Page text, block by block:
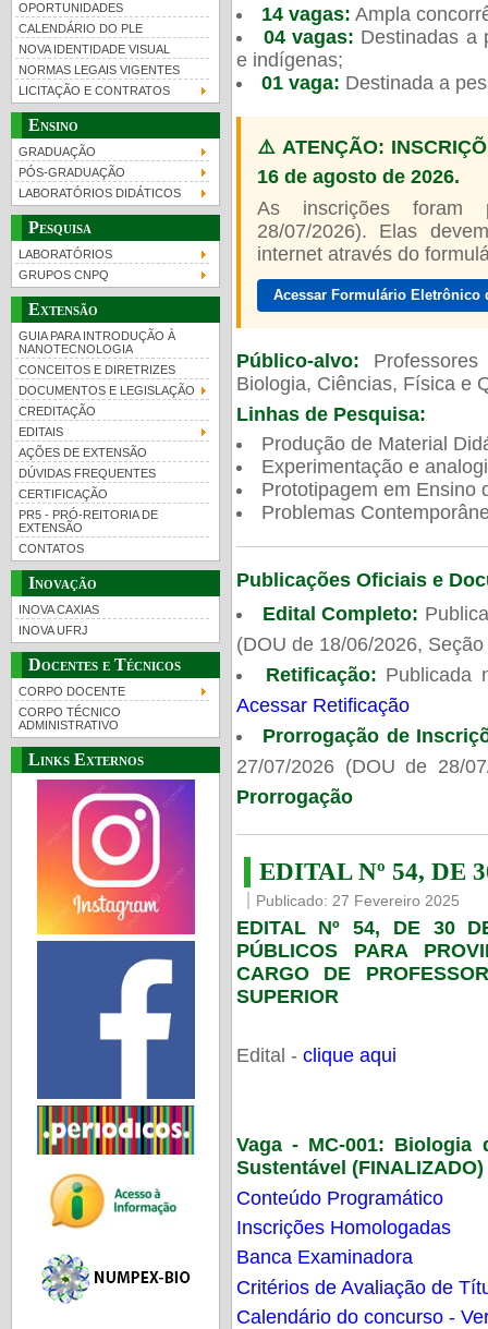
OPORTUNIDADES
CALENDÁRIO DO PLE
NOVA IDENTIDADE VISUAL
NORMAS LEGAIS VIGENTES
LICITAÇÃO E CONTRATOS
Ensino
GRADUAÇÃO
PÓS-GRADUAÇÃO
LABORATÓRIOS DIDÁTICOS
Pesquisa
LABORATÓRIOS
GRUPOS CNPQ
Extensão
GUIA PARA INTRODUÇÃO À
NANOTECNOLOGIA
CONCEITOS E DIRETRIZES
DOCUMENTOS E LEGISLAÇÃO
CREDITAÇÃO
EDITAIS
AÇÕES DE EXTENSÃO
DÚVIDAS FREQUENTES
CERTIFICAÇÃO
PR5 - PRÓ-REITORIA DE
EXTENSÃO
CONTATOS
Inovação
INOVA CAXIAS
INOVA UFRJ
Docentes e Técnicos
CORPO DOCENTE
CORPO TÉCNICO
ADMINISTRATIVO
Links Externos
14 vagas: Ampla
04 vagas: Destinadas a
e indígenas;
01 vaga: Destinada a
⚠️ ATENÇÃO:
16 de agosto de 2026.
As inscrições foram
28/07/2026). Elas
internet através do
Acessar Formulário
Público-alvo:
Biologia, Ciências, Física e
Linhas de Pesquisa:
Produção de Material
Experimentação e
Prototipagem em Ensino
Problemas
Publicações Oficiais e
Edital Completo:
(DOU de 18/06/2026,
Retificação: Publicada
Acessar Retificação
Prorrogação de
27/07/2026 (DOU de 28/
Prorrogação
EDITAL Nº 54, DE
Publicado: 27 Fevereiro 2025
EDITAL Nº 54, DE 30
PÚBLICOS PARA
CARGO DE
SUPERIOR
Edital - clique aqui
Vaga - MC-001: Biologia
Sustentável (FINALIZADO)
Conteúdo Programático
Inscrições Homologadas
Banca Examinadora
Critérios de Avaliação de
Calendário do concurso -